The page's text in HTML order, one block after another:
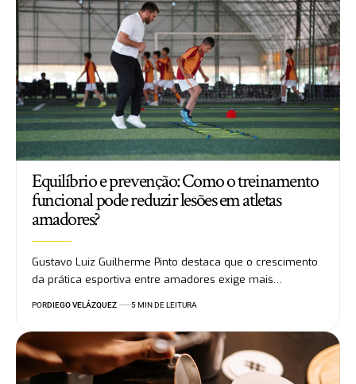
Equilíbrio e prevenção: Como o treinamento
funcional pode reduzir lesões em atletas
amadores?
Gustavo Luiz Guilherme Pinto destaca que o crescimento
da prática esportiva entre amadores exige mais…
PORDIEGO VELÁZQUEZ 5 MIN DE LEITURA